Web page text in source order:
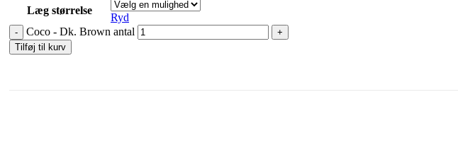
Læg størrelse
Ryd
Coco - Dk. Brown antal
Tilføj til kurv